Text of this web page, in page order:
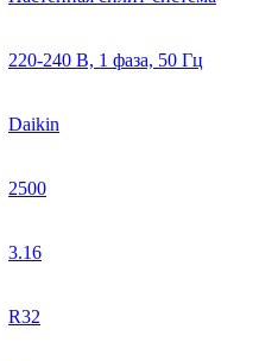
220-240 В, 1 фаза, 50 Гц
Daikin
2500
3.16
R32